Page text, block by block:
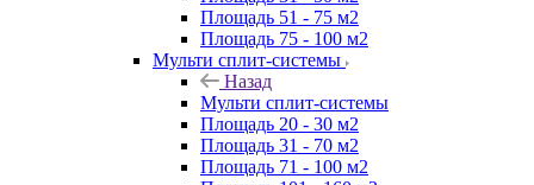
Площадь 51 - 75 м2
Площадь 75 - 100 м2
Мульти сплит-системы
Назад
Мульти сплит-системы
Площадь 20 - 30 м2
Площадь 31 - 70 м2
Площадь 71 - 100 м2